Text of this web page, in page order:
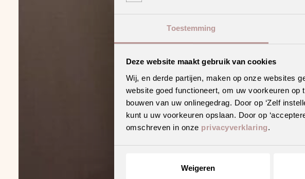
Toestemming
Deze website maakt gebruik van cookies
Wij, en derde partijen, maken op onze websites
website goed functioneert, om uw voorkeuren
bouwen van uw onlinegedrag. Door op ‘Zelf
kunt u uw voorkeuren opslaan. Door op
omschreven in onze privacyverklaring.
Weigeren